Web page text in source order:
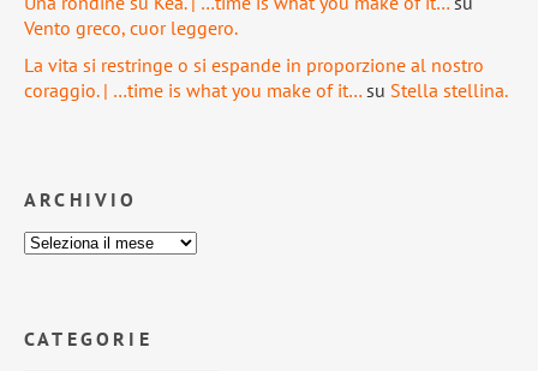
Vento greco, cuor leggero.
La vita si restringe o si espande in proporzione al nostro
coraggio. | …time is what you make of it… su Stella stellina.
ARCHIVIO
CATEGORIE